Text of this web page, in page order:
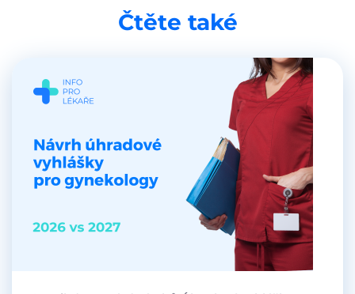
Čtěte také